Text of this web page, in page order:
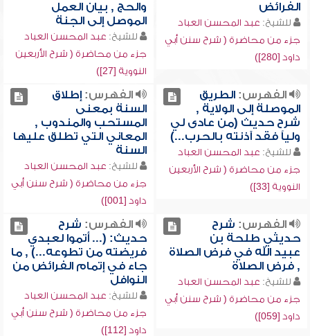
الفرائض
للشيخ: عبد المحسن العباد
جزء من محاضرة ( شرح سنن أبي
داود [280])
والحج , بيان العمل
الموصل إلى الجنة
للشيخ: عبد المحسن العباد
جزء من محاضرة ( شرح الأربعين
النووية [27])
الفهرس:الطريق
الموصلة إلى الولاية ,
شرح حديث (من عادى لي
ولياً فقد آذنته بالحرب...)
للشيخ: عبد المحسن العباد
جزء من محاضرة ( شرح الأربعين
النووية [33])
الفهرس:إطلاق
السنة بمعنى
المستحب والمندوب ,
المعاني التي تطلق عليها
السنة
للشيخ: عبد المحسن العباد
جزء من محاضرة ( شرح سنن أبي
داود [001])
الفهرس: شرح
حديثي طلحة بن
عبيد الله في فرض الصلاة
, فرض الصلاة
للشيخ: عبد المحسن العباد
جزء من محاضرة ( شرح سنن أبي
داود [059])
الفهرس: شرح
حديث: (... أتموا لعبدي
فريضته من تطوعه...) , ما
جاء في إتمام الفرائض من
النوافل
للشيخ: عبد المحسن العباد
جزء من محاضرة ( شرح سنن أبي
داود [112])